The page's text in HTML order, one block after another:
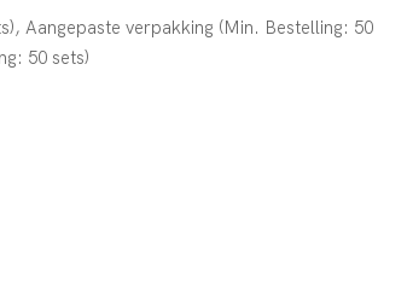
Aangepaste verpakking (Min. Bestelling: 50
50 sets)